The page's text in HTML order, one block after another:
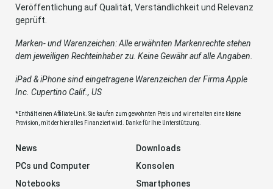
Veröffentlichung auf Qualität, Verständlichkeit und Relevanz
geprüft.
Marken- und Warenzeichen: Alle erwähnten Markenrechte stehen
dem jeweiligen Rechteinhaber zu. Keine Gewähr auf alle Angaben.
iPad & iPhone sind eingetragene Warenzeichen der Firma Apple
Inc. Cupertino Calif., US
*Enthält einen Affiliate-Link. Sie kaufen zum gewohnten Preis und wir erhalten eine kleine
Provision, mit der hier alles Finanziert wird. Danke für Ihre Unterstützung.
News
Downloads
PCs und Computer
Konsolen
Notebooks
Smartphones